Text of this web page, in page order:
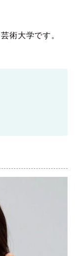
術大学です。